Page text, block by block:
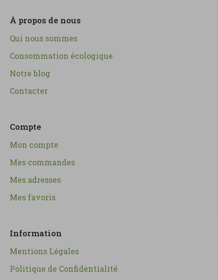
À propos de nous
Qui nous sommes
Consommation écologique
Notre blog
Contacter
Compte
Mon compte
Mes commandes
Mes adresses
Mes favoris
Information
Mentions Légales
Politique de Confidentialité